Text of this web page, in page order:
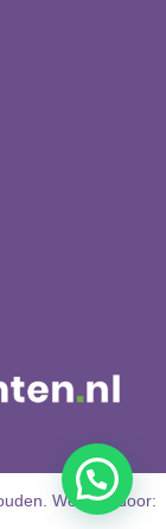
Website door: